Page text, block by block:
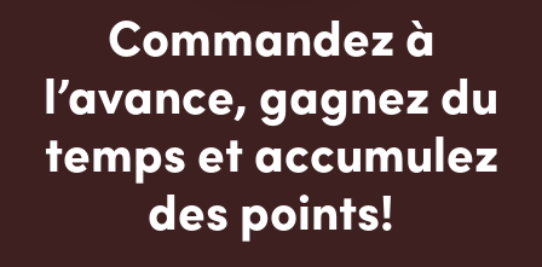
Commandez à
l’avance, gagnez du
temps et accumulez
des points!